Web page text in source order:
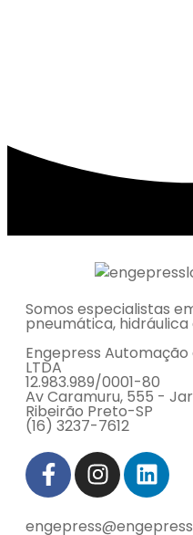
Somos especialistas
pneumática,
Engepress
LTDA
12.983.989/0001-80
Av Caramuru, 555 -
Ribeirão Preto-SP
(16) 3237-7612